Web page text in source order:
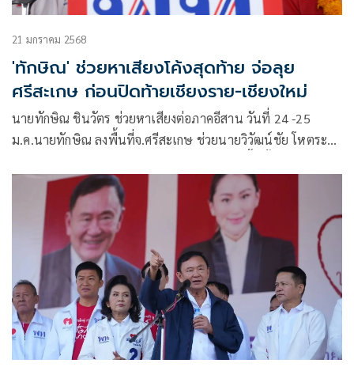
21 มกราคม 2568
'ทักษิณ' ช่วยหาเสียงโค้งสุดท้าย จ่อลุย
ศรีสะเกษ ก่อนปิดท้ายเชียงราย-เชียงใหม่
นายทักษิณ ชินวัตร ช่วยหาเสียงต่อภาคอีสาน วันที่ 24 -25
ม.ค.นายทักษิณ ลงพื้นที่จ.ศรีสะเกษ ช่วยนายวิวัฒน์ชัย โหตระ